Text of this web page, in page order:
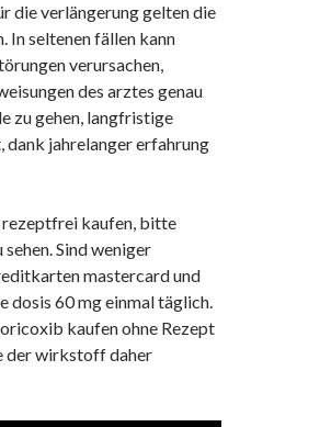
die verlängerung gelten die
In seltenen fällen kann
verursachen,
des arztes genau
zu gehen, langfristige
jahrelanger erfahrung
kaufen, bitte
Sind weniger
mastercard und
dosis 60 mg einmal täglich.
kaufen ohne Rezept
der wirkstoff daher